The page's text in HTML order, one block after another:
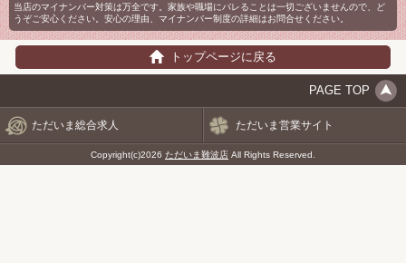
当店のマイナンバー対策は万全です。家族や職場にバレることは一切ございませんので、ど
うぞご安心ください。安心の理由、マイナンバー制度の詳細はお問合せください。
トップページに戻る
PAGE TOP
ただいま総合求人 ただいま営業サイト
Copyright(c)2026 ただいま難波店 All Rights Reserved.